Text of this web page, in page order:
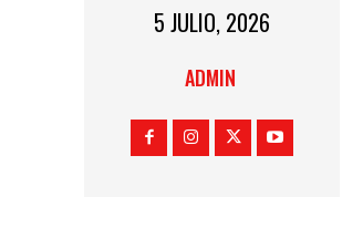
5 JULIO, 2026
ADMIN